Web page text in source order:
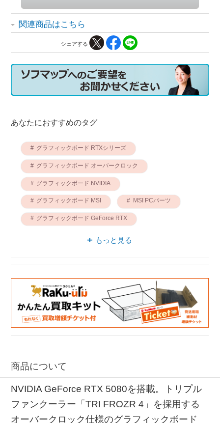
関連商品はこちら
シェアする
あなたにおすすめのタグ
グラフィックボード RTXシリーズ
グラフィックボード オーバークロック
グラフィックボード NVIDIA
グラフィックボード MSI MSI PCパーツ
グラフィックボード GeForce RTX
グラフィックボード GAMING
もっと見る
商品について
NVIDIA GeForce RTX 5080を搭載。トリプル
ファンクーラー「TRI FROZR 4」を採用する
オーバークロック仕様のグラフィックボード